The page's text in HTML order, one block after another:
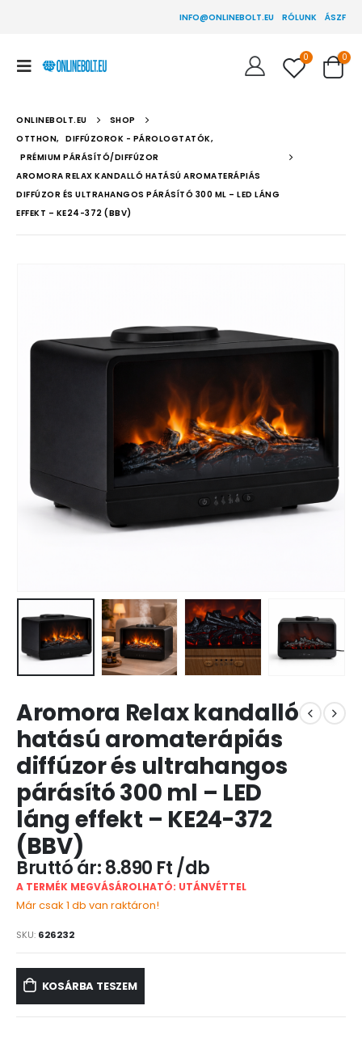
INFO@ONLINEBOLT.EU RÓLUNK ÁSZF
0 0
ONLINEBOLT.EU
SHOP
OTTHON, DIFFÚZOROK - PÁROLOGTATÓK,
PRÉMIUM PÁRÁSÍTÓ/DIFFÚZOR
AROMORA RELAX KANDALLÓ HATÁSÚ AROMATERÁPIÁS
DIFFÚZOR ÉS ULTRAHANGOS PÁRÁSÍTÓ 300 ML – LED LÁNG
EFFEKT – KE24-372 (BBV)
Aromora Relax kandalló
hatású aromaterápiás
diffúzor és ultrahangos
párásító 300 ml – LED
láng effekt – KE24-372
(BBV)
8.890 Ft
A TERMÉK MEGVÁSÁROLHATÓ: UTÁNVÉTTEL
Már csak 1 db van raktáron!
SKU: 626232
KOSÁRBA TESZEM